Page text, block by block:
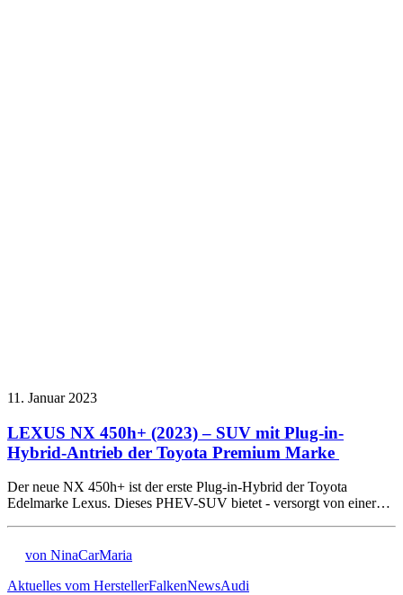
11. Januar 2023
LEXUS NX 450h+ (2023) – SUV mit Plug-in-
Hybrid-Antrieb der Toyota Premium Marke
Der neue NX 450h+ ist der erste Plug-in-Hybrid der Toyota
Edelmarke Lexus. Dieses PHEV-SUV bietet - versorgt von einer…
von NinaCarMaria
Aktuelles vom HerstellerFalkenNewsAudi